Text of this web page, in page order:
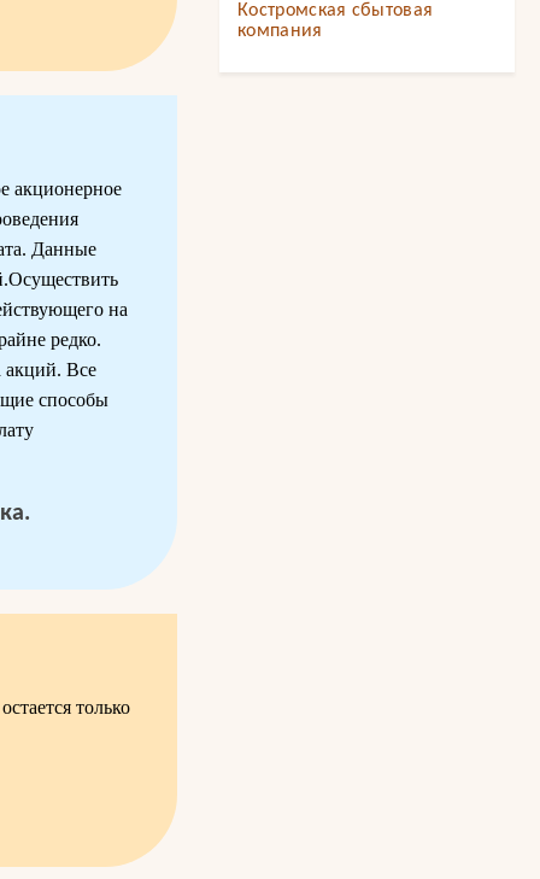
акционерное
Данные
на
редко.
акций. Все
способы
только
Костромская сбытовая
компания